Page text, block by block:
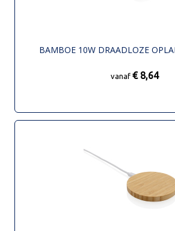
BAMBOE 10W DRAADLOZE
vanaf € 8,64